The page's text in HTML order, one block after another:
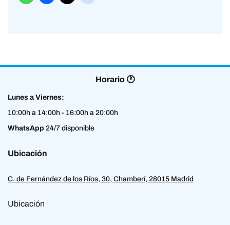
Horario 🕐
Lunes a Viernes:
10:00h a 14:00h - 16:00h a 20:00h
WhatsApp 24/7 disponible
Ubicación
C. de Fernández de los Ríos, 30, Chamberí, 28015 Madrid
Ubicación